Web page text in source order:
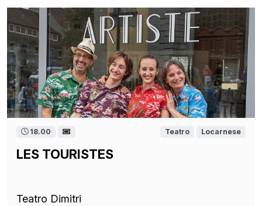
18.00 Teatro Locarnese
LES TOURISTES
Teatro Dimitri